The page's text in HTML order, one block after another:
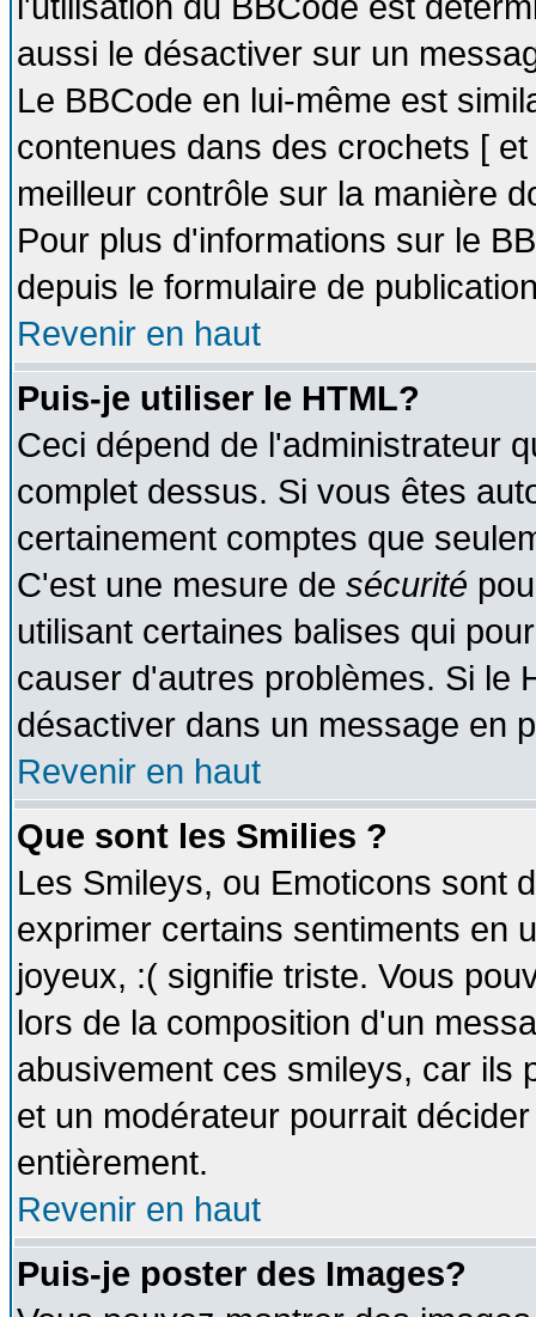
aussi le désactiver sur un
Le BBCode en lui-même est
contenues dans des crochets [
meilleur contrôle sur la manière
Pour plus d'informations sur le
depuis le formulaire de
Revenir en haut
Puis-je utiliser le HTML?
Ceci dépend de l'administrateur
complet dessus. Si vous êtes
certainement comptes que
C'est une mesure de sécurité
utilisant certaines balises qui
causer d'autres problèmes. Si le
désactiver dans un message en
Revenir en haut
Que sont les Smilies ?
Les Smileys, ou Emoticons sont
exprimer certains sentiments en
joyeux, :( signifie triste. Vous
lors de la composition d'un
abusivement ces smileys, car ils
et un modérateur pourrait
entièrement.
Revenir en haut
Puis-je poster des Images?